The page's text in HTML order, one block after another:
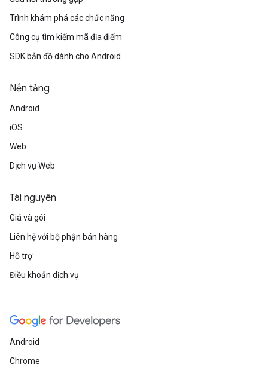
Trình khám phá các chức năng
Công cụ tìm kiếm mã địa điểm
SDK bản đồ dành cho Android
Nền tảng
Android
iOS
Web
Dịch vụ Web
Tài nguyên
Giá và gói
Liên hệ với bộ phận bán hàng
Hỗ trợ
Điều khoản dịch vụ
Android
Chrome